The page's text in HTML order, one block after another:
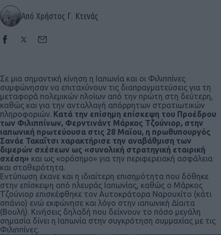
Από Χρήστος Γ. Κτενάς
Σε μια σημαντική κίνηση η Ιαπωνία και οι Φιλιππίνες
συμφώνησαν να επιταχύνουν τις διαπραγματεύσεις για τη
μεταφορά πολεμικών πλοίων από την πρώτη στη δεύτερη,
καθώς και για την ανταλλαγή απόρρητων στρατιωτικών
πληροφοριών. Κατά την επίσημη επίσκεψη του Προέδρου
των Φιλιππίνων, Φερντινάντ Μάρκος Τζούνιορ, στην
ιαπωνική πρωτεύουσα στις 28 Μαϊου, η πρωθυπουργός
Σανάε Τακαΐτσι χαρακτήρισε την αναβάθμιση των
διμερών σχέσεων ως «συνολική στρατηγική εταιρική
σχέση» και ως «ορόσημο» για την περιφερειακή ασφάλεια
και σταθερότητα.
Εντύπωση έκανε και η ιδιαίτερη επισημότητα που δόθηκε
στην επίσκεψη από πλευράς Ιαπωνίας, καθώς ο Μάρκος
Τζούνιορ επισκέφθηκε τον Αυτοκράτορα Ναρουχίτο (κάτι
σπάνιο) ενώ εκφώνησε και λόγο στην ιαπωνική Δίαιτα
(Βουλή). Κινήσεις δηλαδή που δείχνουν το πόσο μεγάλη
σημασία δίνει η Ιαπωνία στην συγκρότηση συμμαχίας με τις
Φιλιππίνες.